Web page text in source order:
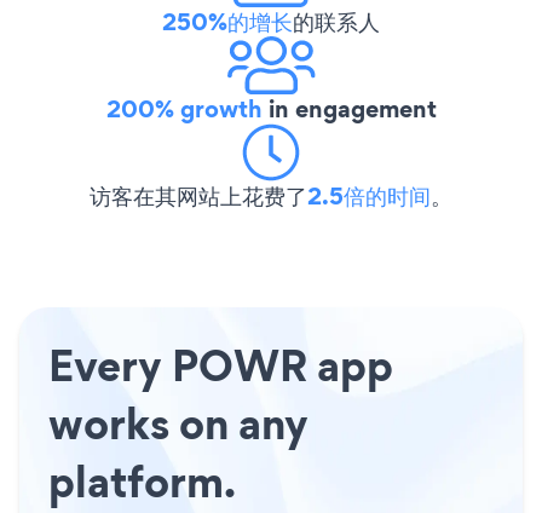
250%的增长的联系人
200% growth in engagement
访客在其网站上花费了2.5倍的时间。
Every POWR app
works on any
platform.